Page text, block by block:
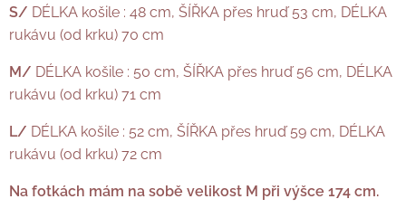
S/ DÉLKA košile : 48 cm, ŠÍŘKA přes hruď 53 cm, DÉLKA
rukávu (od krku) 70 cm
M/ DÉLKA košile : 50 cm, ŠÍŘKA přes hruď 56 cm, DÉLKA
rukávu (od krku) 71 cm
L/ DÉLKA košile : 52 cm, ŠÍŘKA přes hruď 59 cm, DÉLKA
rukávu (od krku) 72 cm
Na fotkách mám na sobě velikost M při výšce 174 cm.